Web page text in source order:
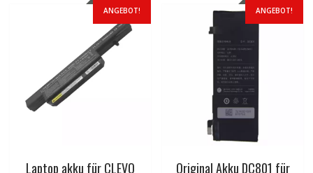
ANGEBOT!
Laptop akku für CLEVO
ANGEBOT!
Original Akku DC801 für